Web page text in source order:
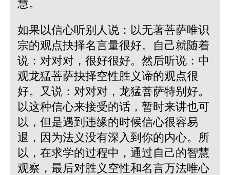
慧。
如果以信心听别人说：以无著菩萨唯识
宗的观点抉择名言量很好。自己就随着
说：对对对，很好很好。然后听说：中
观龙猛菩萨抉择空性胜义谛的观点很
好。又说：对对对，龙猛菩萨特别好。
以这种信心来接受的话，暂时来讲也可
以，但是遇到违缘的时候信心很容易
退，因为法义没有深入到你的内心。所
以，在求学的过程中，通过自己的智慧
观察，最后对胜义空性和名言万法唯心